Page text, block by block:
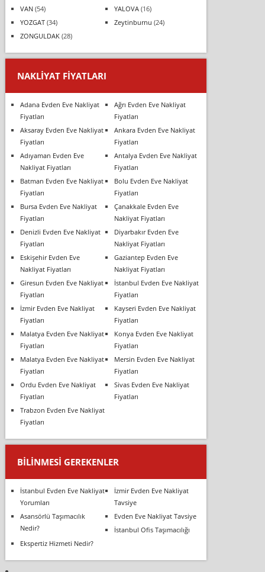
VAN(54) YALOVA(16)
YOZGAT(34) Zeytinburnu (24)
ZONGULDAK(28)
NAKLIYAT FIYATLARI
Adana Evden Eve Nakliyat
Fiyatları
Ağrı Evden Eve Nakliyat
Fiyatları
Aksaray Evden Eve Nakliyat
Fiyatları
Ankara Evden Eve Nakliyat
Fiyatları
Adıyaman Evden Eve
Nakliyat Fiyatları
Antalya Evden Eve Nakliyat
Fiyatları
Batman Evden Eve Nakliyat
Fiyatları
Bolu Evden Eve Nakliyat
Fiyatları
Bursa Evden Eve Nakliyat
Fiyatları
Çanakkale Evden Eve
Nakliyat Fiyatları
Denizli Evden Eve Nakliyat
Fiyatları
Diyarbakır Evden Eve
Nakliyat Fiyatları
Eskişehir Evden Eve
Nakliyat Fiyatları
Gaziantep Evden Eve
Nakliyat Fiyatları
Giresun Evden Eve Nakliyat
Fiyatları
İstanbul Evden Eve Nakliyat
Fiyatları
İzmir Evden Eve Nakliyat
Fiyatları
Kayseri Evden Eve Nakliyat
Fiyatları
Malatya Evden Eve Nakliyat
Fiyatları
Konya Evden Eve Nakliyat
Fiyatları
Malatya Evden Eve Nakliyat
Fiyatları
Mersin Evden Eve Nakliyat
Fiyatları
Ordu Evden Eve Nakliyat
Fiyatları
Sivas Evden Eve Nakliyat
Fiyatları
Trabzon Evden Eve Nakliyat
Fiyatları
BILINMESI GEREKENLER
İstanbul Evden Eve Nakliyat
Yorumları
İzmir Evden Eve Nakliyat
Tavsiye
Asansörlü Taşımacılık
Nedir?
Evden Eve Nakliyat Tavsiye
İstanbul Ofis Taşımacılığı
Ekspertiz Hizmeti Nedir?